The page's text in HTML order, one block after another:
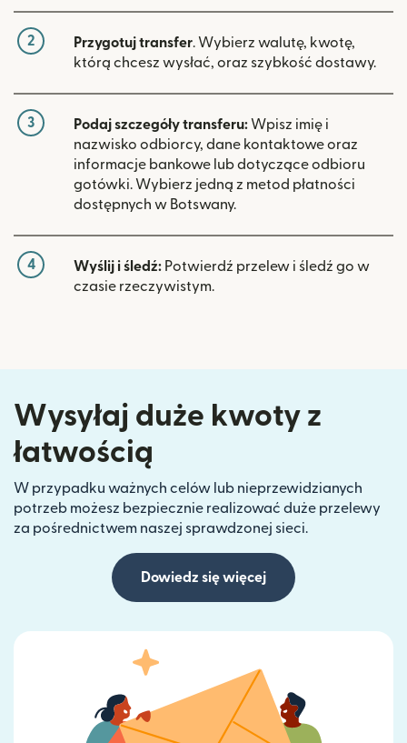
2 Przygotuj transfer. Wybierz walutę, kwotę,
którą chcesz wysłać, oraz szybkość dostawy.
3 Podaj szczegóły transferu: Wpisz imię i
nazwisko odbiorcy, dane kontaktowe oraz
informacje bankowe lub dotyczące odbioru
gotówki. Wybierz jedną z metod płatności
dostępnych w Botswany.
4 Wyślij i śledź: Potwierdź przelew i śledź go w
czasie rzeczywistym.
Wysyłaj duże kwoty z
łatwością
W przypadku ważnych celów lub nieprzewidzianych
potrzeb możesz bezpiecznie realizować duże przelewy
za pośrednictwem naszej sprawdzonej sieci.
Dowiedz się więcej